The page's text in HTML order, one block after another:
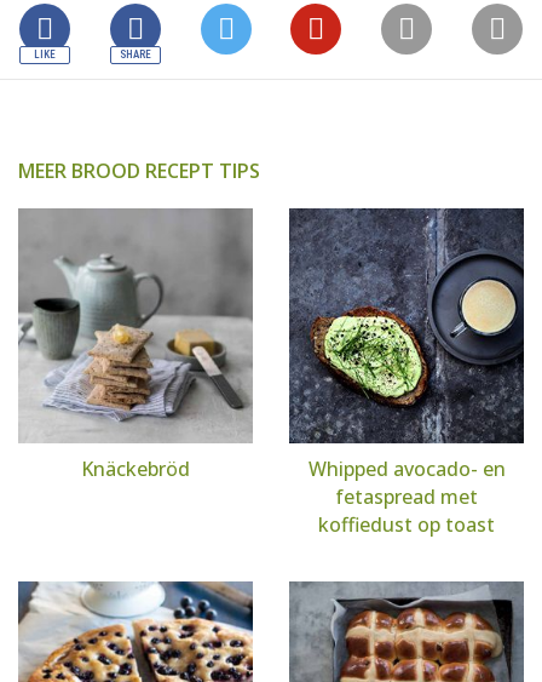
MEER BROOD RECEPT TIPS
Knäckebröd
Whipped avocado- en
fetaspread met
koffiedust op toast